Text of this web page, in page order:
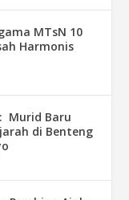
MTsN 10
Harmonis
Murid Baru
di Benteng